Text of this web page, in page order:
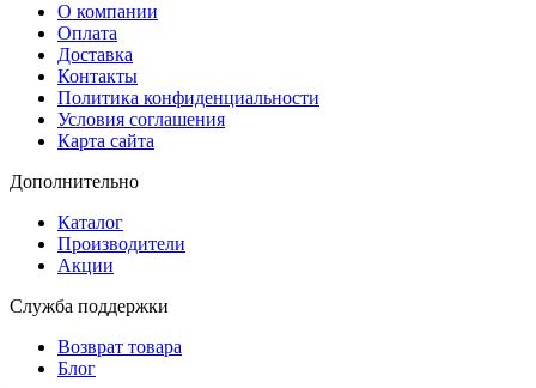
О компании
Оплата
Доставка
Контакты
Политика конфиденциальности
Условия соглашения
Карта сайта
Дополнительно
Каталог
Производители
Акции
Служба поддержки
Возврат товара
Блог